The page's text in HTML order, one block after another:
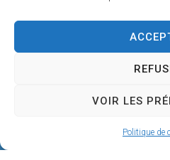
VOIR LES
Politique de
Mairie de